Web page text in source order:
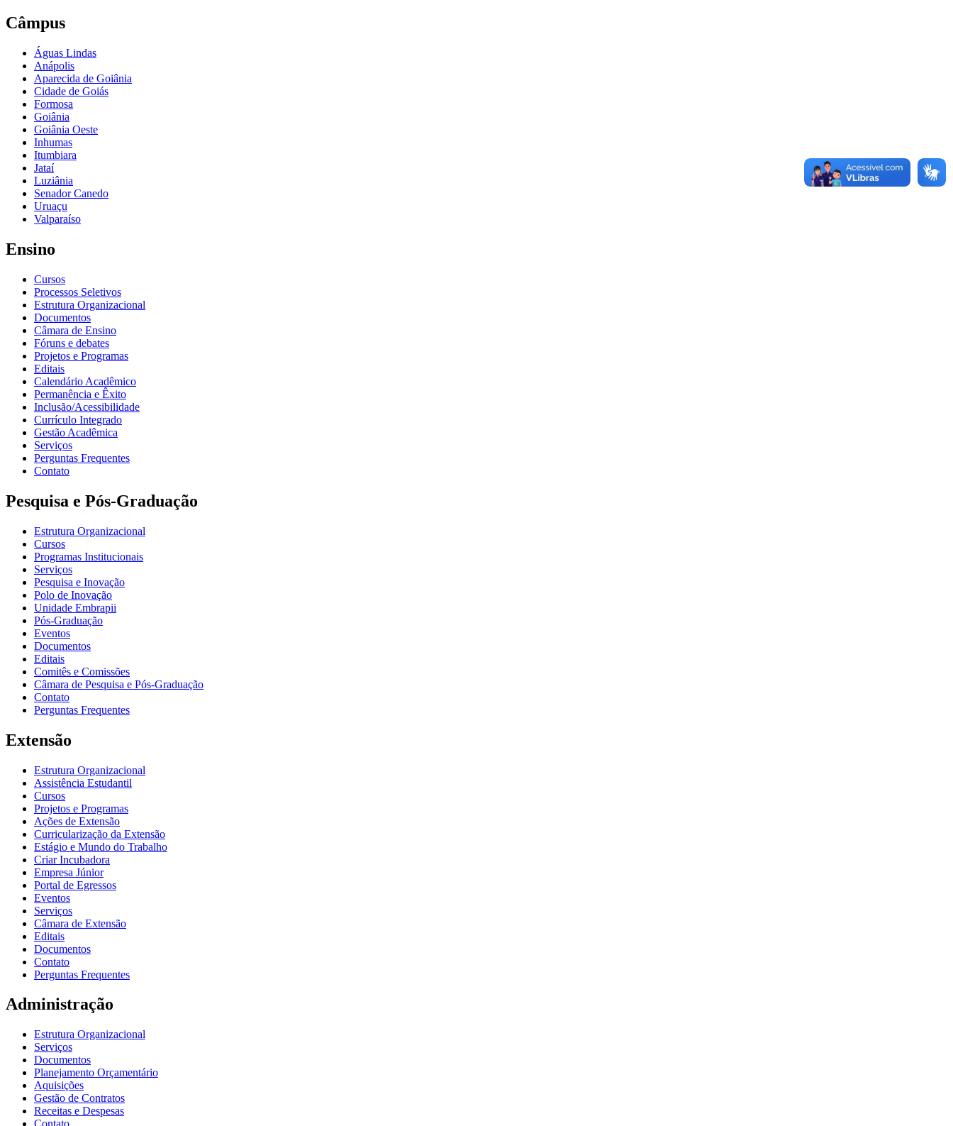
Câmpus
Águas Lindas
Anápolis
Aparecida de Goiânia
Cidade de Goiás
Formosa
Goiânia
Goiânia Oeste
Inhumas
Itumbiara
Jataí
Luziânia
Senador Canedo
Uruaçu
Valparaíso
Ensino
Cursos
Processos Seletivos
Estrutura Organizacional
Documentos
Câmara de Ensino
Fóruns e debates
Projetos e Programas
Editais
Calendário Acadêmico
Permanência e Êxito
Inclusão/Acessibilidade
Currículo Integrado
Gestão Acadêmica
Serviços
Perguntas Frequentes
Contato
Pesquisa e Pós-Graduação
Estrutura Organizacional
Cursos
Programas Institucionais
Serviços
Pesquisa e Inovação
Polo de Inovação
Unidade Embrapii
Pós-Graduação
Eventos
Documentos
Editais
Comitês e Comissões
Câmara de Pesquisa e Pós-Graduação
Contato
Perguntas Frequentes
Extensão
Estrutura Organizacional
Assistência Estudantil
Cursos
Projetos e Programas
Ações de Extensão
Curricularização da Extensão
Estágio e Mundo do Trabalho
Criar Incubadora
Empresa Júnior
Portal de Egressos
Eventos
Serviços
Câmara de Extensão
Editais
Documentos
Contato
Perguntas Frequentes
Administração
Estrutura Organizacional
Serviços
Documentos
Planejamento Orçamentário
Aquisições
Gestão de Contratos
Receitas e Despesas